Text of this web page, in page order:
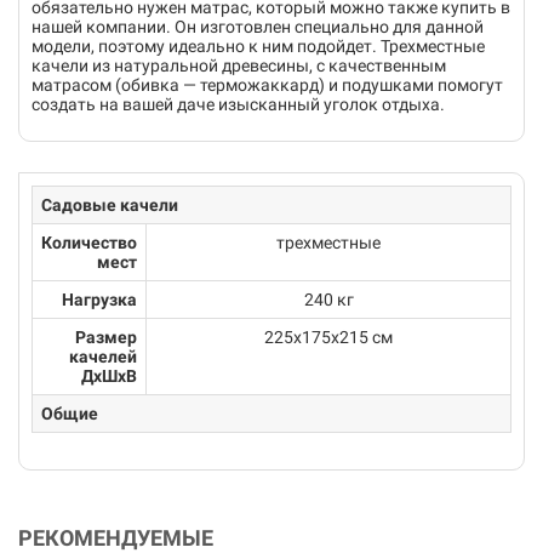
обязательно нужен матрас, который можно также купить в
нашей компании. Он изготовлен специально для данной
модели, поэтому идеально к ним подойдет. Трехместные
качели из натуральной древесины, с качественным
матрасом (обивка — терможаккард) и подушками помогут
создать на вашей даче изысканный уголок отдыха.
Садовые качели
Количество
мест
трехместные
Нагрузка
240 кг
Размер
качелей
ДхШхВ
225х175х215 см
Общие
РЕКОМЕНДУЕМЫЕ